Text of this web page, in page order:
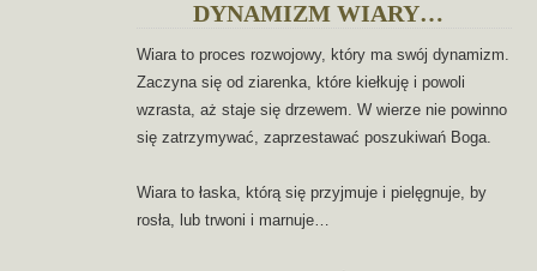
DYNAMIZM WIARY…
Wiara to proces rozwojowy, który ma swój dynamizm.
Zaczyna się od ziarenka, które kiełkuję i powoli
wzrasta, aż staje się drzewem. W wierze nie powinno
się zatrzymywać, zaprzestawać poszukiwań Boga.
Wiara to łaska, którą się przyjmuje i pielęgnuje, by
rosła, lub trwoni i marnuje…